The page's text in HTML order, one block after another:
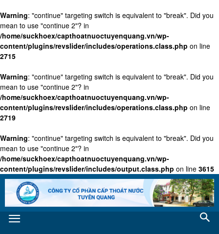
Warning: "continue" targeting switch is equivalent to "break". Did you
mean to use "continue 2"? in
/home/suckhoex/capthoatnuoctuyenquang.vn/wp-
content/plugins/revslider/includes/operations.class.php on line
2715
Warning: "continue" targeting switch is equivalent to "break". Did you
mean to use "continue 2"? in
/home/suckhoex/capthoatnuoctuyenquang.vn/wp-
content/plugins/revslider/includes/operations.class.php on line
2719
Warning: "continue" targeting switch is equivalent to "break". Did you
mean to use "continue 2"? in
/home/suckhoex/capthoatnuoctuyenquang.vn/wp-
content/plugins/revslider/includes/output.class.php on line 3615